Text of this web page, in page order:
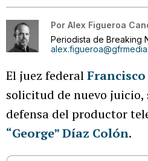
Por Alex Figueroa
Periodista de Breaking
El juez federalFrancisco
solicitud de nuevo
defensa del productor
“George” Díaz Colón.